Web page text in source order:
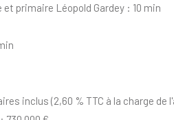
primaire Léopold Gardey : 10 min
inclus (2,60 % TTC à la charge de